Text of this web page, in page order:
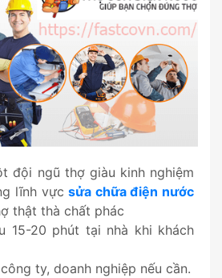
đội ngũ thợ giàu kinh nghiệm
lĩnh vựcsửa chữa điện nước
thật thà chất phác
15-20 phút tại nhà khi khách
ty, doanh nghiệp nếu cần.